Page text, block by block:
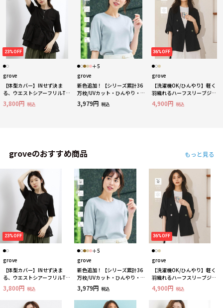
23%OFF
grove
【体型カバー】INせず決ま
る、ウエストシアーフリルTシ
ャツ
3,800円 税込
＋5
grove
新色追加！【シリーズ累計36
万枚/UVカット・ひんやり・洗
濯機OK】やわらかドライタッ
チ 五分袖ニット
3,979円 税込
36%OFF
grove
【洗濯機OK/ひんやり】軽く
羽織れるハーフスリーブジャ
ケット
4,900円 税込
groveのおすすめ商品 もっと見る
23%OFF
grove
【体型カバー】INせず決ま
る、ウエストシアーフリルTシ
ャツ
3,800円 税込
＋5
grove
新色追加！【シリーズ累計36
万枚/UVカット・ひんやり・洗
濯機OK】やわらかドライタッ
チ 五分袖ニット
3,979円 税込
36%OFF
grove
【洗濯機OK/ひんやり】軽く
羽織れるハーフスリーブジャ
ケット
4,900円 税込